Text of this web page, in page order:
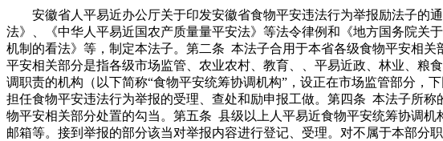
安徽省人平易近办公厅关于印发安徽省食物平安违法行为举报励法子的
法》、《中华人平易近国农产质量量平安法》等法令律例和《地方国务院关
机制的看法》等，制定本法子。第二条 本法子合用于本省各级食物平安相
平安相关部分是指各级市场监管、农业农村、教育、、平易近政、林业、
调职责的机构（以下简称“食物平安统筹协调机构”，设正在市场监管部分，
担任食物平安违法行为举报的受理、查处和励申报工做。第四条 本法子所
物平安相关部分处置的勾当。第五条 县级以上人平易近食物平安统筹协调
邮箱等。接到举报的部分该当对举报内容进行登记、受理。对不属于本部